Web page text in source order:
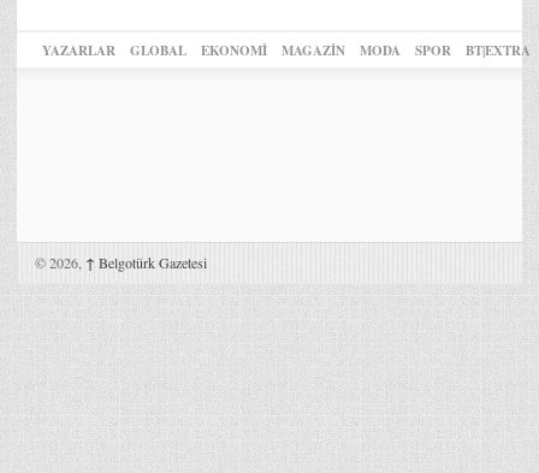
YAZARLAR GLOBAL EKONOMİ MAGAZİN MODA SPOR BT|EXTRA
© 2026, ↑ Belgotürk Gazetesi